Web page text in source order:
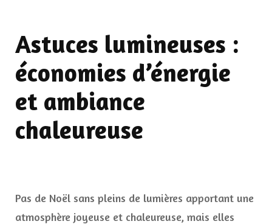
Astuces lumineuses :
économies d’énergie
et ambiance
chaleureuse
Pas de Noël sans pleins de lumières apportant une
atmosphère joyeuse et chaleureuse, mais elles